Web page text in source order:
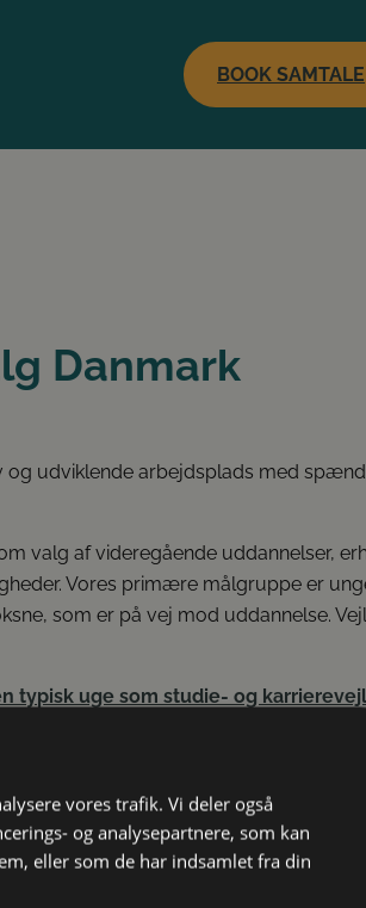
BOOK SAMTALE
Danmark
og udviklende arbejdsplads med
valg af videregående uddannelser,
Vores primære målgruppe er
som er på vej mod uddannelse.
typisk uge som studie- og
vi desværre ikke uopfordrede
vores trafik. Vi deler også
og analysepartnere, som kan
eller som de har indsamlet fra din